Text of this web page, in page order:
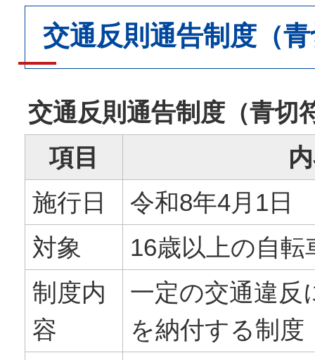
交通反則通告制度（
交通反則通告制度（青切
項目
施行日
令和8年4月1日
対象
16歳以上の自転
制度内
容
一定の交通違反
を納付する制度